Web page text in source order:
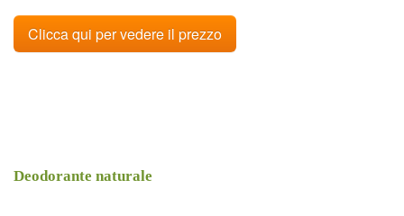
Clicca qui per vedere il prezzo
Deodorante naturale